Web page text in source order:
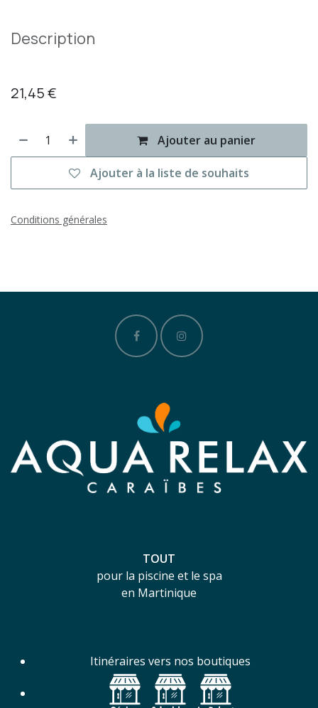
Description
21,45€
Ajouter au panier
Ajouter à la liste de souhaits
Conditions générales
TOUT
pour la piscine et le spa
en Martinique
Itinéraires vers nos boutiques